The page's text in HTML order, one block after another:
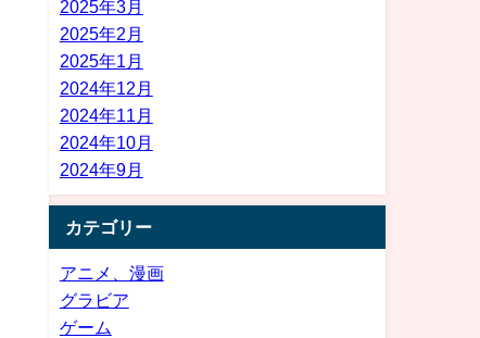
2025年3月
2025年2月
2025年1月
2024年12月
2024年11月
2024年10月
2024年9月
カテゴリー
アニメ、漫画
グラビア
ゲーム